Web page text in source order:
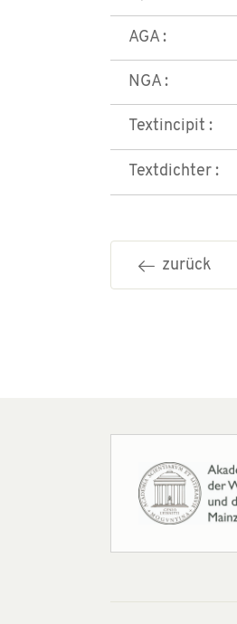
AGA :
NGA :
Textincipit :
Textdichter :
zurück